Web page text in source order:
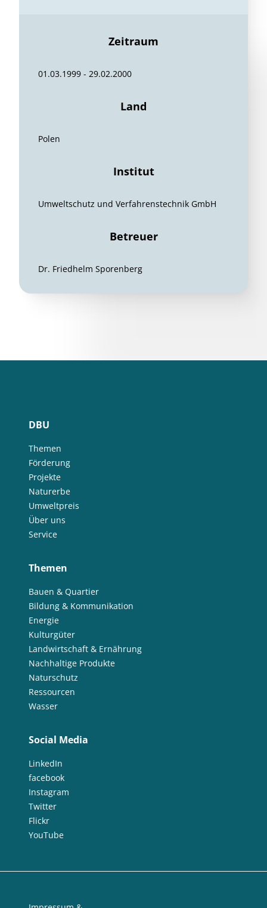
Zeitraum
01.03.1999 - 29.02.2000
Land
Polen
Institut
Umweltschutz und Verfahrenstechnik GmbH
Betreuer
Dr. Friedhelm Sporenberg
DBU
Themen
Förderung
Projekte
Naturerbe
Umweltpreis
Über uns
Service
Themen
Bauen & Quartier
Bildung & Kommunikation
Energie
Kulturgüter
Landwirtschaft & Ernährung
Nachhaltige Produkte
Naturschutz
Ressourcen
Wasser
Social Media
LinkedIn
facebook
Instagram
Twitter
Flickr
YouTube